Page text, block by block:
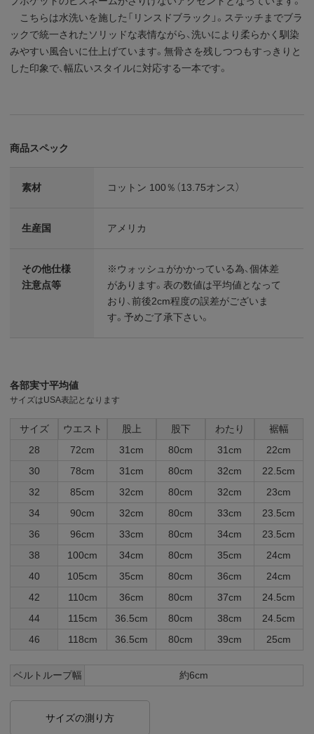
こちらは水洗いを施した「リンスドブラック」。ステッチまでブラ
ックで統一されたソリッドな表情ながら、洗いにより柔らかく馴染
みやすい風合いに仕上げています。無骨さを残しつつもすっきりと
した印象で、幅広いスタイルに対応する一本です。
商品スペック
素材 コットン 100％（13.75オンス）
生産国 アメリカ
その他仕様
注意点等
※ウォッシュがかかっている為、個体差
があります。表の数値は平均値となって
おり、前後2cm程度の誤差がございま
す。予めご了承下さい。
各部実寸平均値
サイズはUSA表記となります
サイズ ウエスト 股上 股下 わたり
裾幅
28
72cm 31cm 80cm 31cm
22cm
30
78cm 31cm 80cm 32cm
22.5cm
32
85cm 32cm 80cm 32cm
23cm
34
90cm 32cm 80cm 33cm
23.5cm
36
96cm 33cm 80cm 34cm
23.5cm
38
100cm 34cm 80cm 35cm
24cm
40
105cm 35cm 80cm 36cm
24cm
42
110cm 36cm 80cm 37cm
24.5cm
44
115cm 36.5cm 80cm 38cm
24.5cm
46
118cm 36.5cm 80cm 39cm 25cm
ベルトループ幅 約6cm
サイズの測り方